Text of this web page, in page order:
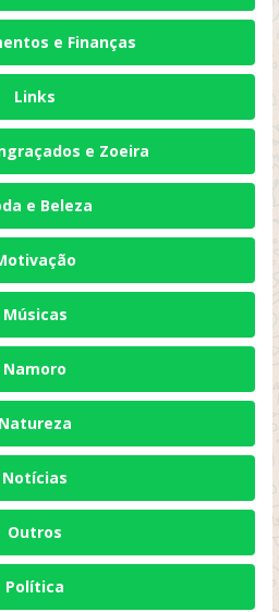
e Finanças
Links
e Zoeira
e Beleza
Músicas
Namoro
Natureza
Notícias
Outros
Política